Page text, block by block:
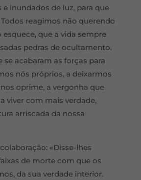
inundados de luz, para que
reagimos não querendo
que a vida sempre
pedras de ocultamento.
se acabaram as forças para
nós próprios, a deixarmos
oprime, a vergonha que
viver com mais verdade,
arriscada da nossa
«Disse-lhes
de morte com que os
da sua verdade interior.